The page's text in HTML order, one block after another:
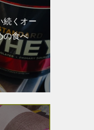
続くオー
の食べ